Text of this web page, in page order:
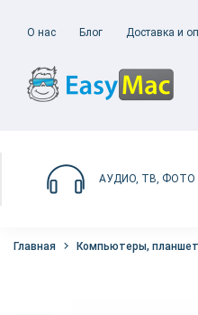
О нас Блог Доставка и
АУДИО, ТВ, ФОТО
Главная Компьютеры,